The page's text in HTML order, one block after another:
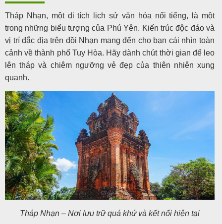
Tháp Nhạn, một di tích lịch sử văn hóa nổi tiếng, là một
trong những biểu tượng của Phú Yên. Kiến trúc độc đáo và
vị trí đắc địa trên đồi Nhạn mang đến cho bạn cái nhìn toàn
cảnh về thành phố Tuy Hòa. Hãy dành chút thời gian để leo
lên tháp và chiêm ngưỡng vẻ đẹp của thiên nhiên xung
quanh.
Tháp Nhạn – Nơi lưu trữ quá khứ và kết nối hiện tại